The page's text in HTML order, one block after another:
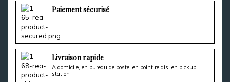
Paiement sécurisé
Livraison rapide
A domicile, en bureau de poste, en point relais, en pickup
station